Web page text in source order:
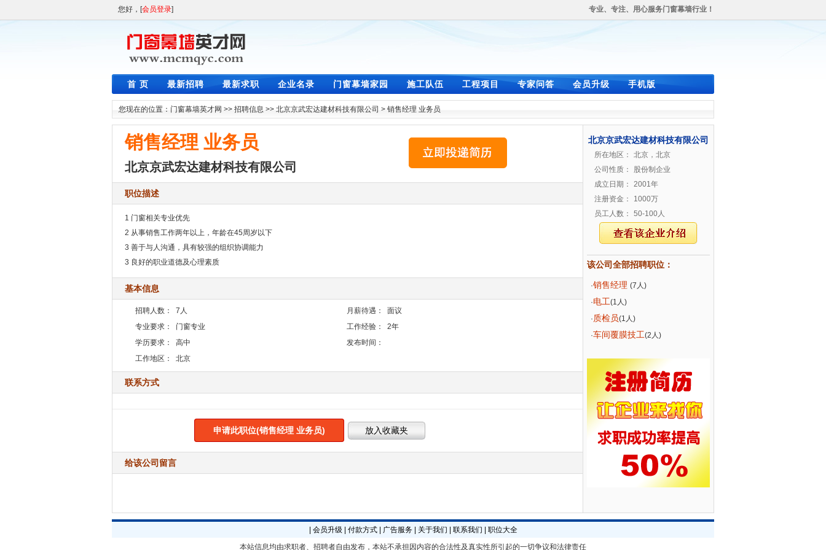
您好，[会员登录] 专业、专注、用心服务门窗幕墙行业！
首 页 最新招聘 最新求职 企业名录 门窗幕墙家园 施工队伍 工程项目 专家问答 会员升级 手机版
您现在的位置： 门窗幕墙英才网 >> 招聘信息 >> 北京京武宏达建材科技有限公司 > 销售经理 业务员
销售经理 业务员
北京京武宏达建材科技有限公司
职位描述
1 门窗相关专业优先
2 从事销售工作两年以上，年龄在45周岁以下
3 善于与人沟通，具有较强的组织协调能力
3 良好的职业道德及心理素质
基本信息
招聘人数： 7人 月薪待遇：
面议
专业要求：
门窗专业 工作经验：
2年
学历要求：
高中
发布时间：
工作地区：
北京
联系方式
申请此职位(销售经理 业务员)
给该公司留言
北京京武宏达建材科技有限公司
所在地区：
北京，北京
公司性质：
股份制企业
成立日期：
2001年
注册资金：
1000万
员工人数：
50-100人
该公司全部招聘职位：
·销售经理 (7人)
·电工(1人)
· 质检员(1人)
·车间覆膜技工(2人)
会员升级 付款方式| 广告服务| 关于我们 联系我们
职位大全
本站信息均由求职者、招聘者自由发布，本站不承担因内容的合法性及真实性所引起的一切争议和法律责任